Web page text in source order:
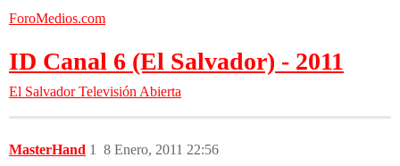
ForoMedios.com
ID Canal 6 (El Salvador) - 2011
El Salvador Televisión Abierta
MasterHand 8 Enero, 2011 22:56
1